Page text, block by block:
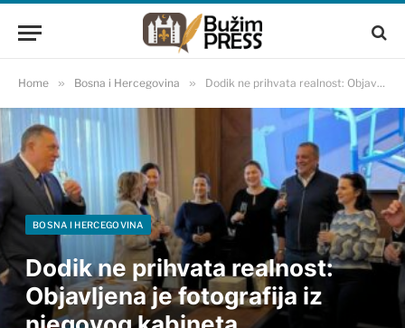
Home » Bosna i Hercegovina » Dodik ne prihvata realnost: Objavljena je fotografija iz njegovog kabineta
BOSNA I HERCEGOVINA
Dodik ne prihvata realnost:
Objavljena je fotografija iz